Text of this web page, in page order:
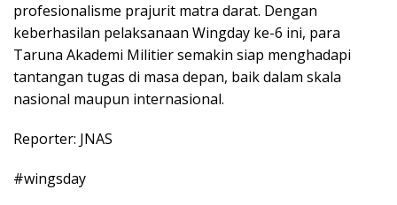
profesionalisme prajurit matra darat. Dengan
keberhasilan pelaksanaan Wingday ke-6 ini, para
Taruna Akademi Militier semakin siap menghadapi
tantangan tugas di masa depan, baik dalam skala
nasional maupun internasional.
Reporter: JNAS
#wingsday